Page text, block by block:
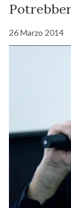
26 Marzo 2014